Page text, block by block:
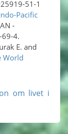
51-1
Pacific
-
69-4.
E. and
World